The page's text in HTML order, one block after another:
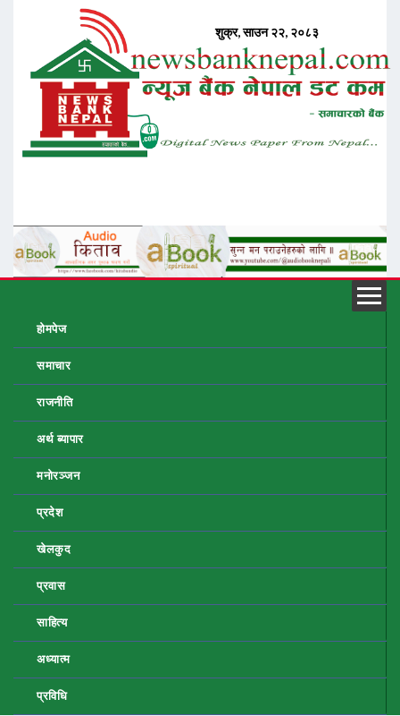
होमपेज
समाचार
राजनीति
अर्थ ब्यापार
मनोरञ्जन
प्रदेश
खेलकुद
प्रवास
साहित्य
अध्यात्म
प्रविधि